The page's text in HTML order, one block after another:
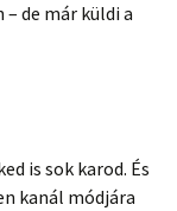
de már küldi a
is sok karod. És
kanál módjára